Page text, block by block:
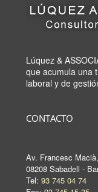
Lúquez &
que acumula una
laboral y de
CONTACTO
Av. Francesc
08208 Sabadell -
Tel: 93 745 04 74